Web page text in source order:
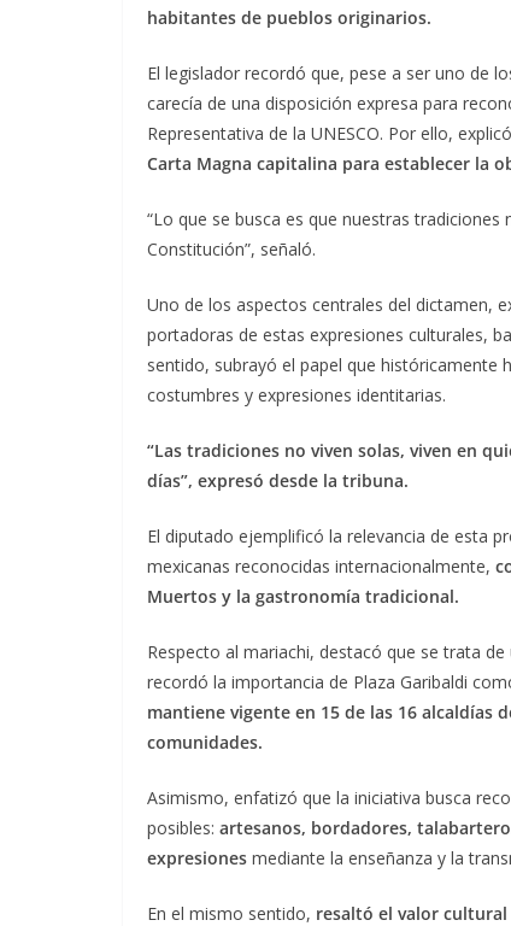
habitantes de pueblos originarios.
El legislador recordó que, pese a ser uno de
carecía de una disposición expresa para
Representativa de la UNESCO. Por ello,
Carta Magna capitalina para establecer la
“Lo que se busca es que nuestras
Constitución”, señaló.
Uno de los aspectos centrales del dictamen,
portadoras de estas expresiones culturales,
sentido, subrayó el papel que históricamente
costumbres y expresiones identitarias.
“Las tradiciones no viven solas, viven en
días”, expresó desde la tribuna.
El diputado ejemplificó la relevancia de esta
mexicanas reconocidas internacionalmente,
Muertos y la gastronomía tradicional.
Respecto al mariachi, destacó que se trata
recordó la importancia de Plaza Garibaldi
mantiene vigente en 15 de las 16 alcaldías
comunidades.
Asimismo, enfatizó que la iniciativa busca
posibles: artesanos, bordadores,
expresiones mediante la enseñanza y la
En el mismo sentido, resaltó el valor